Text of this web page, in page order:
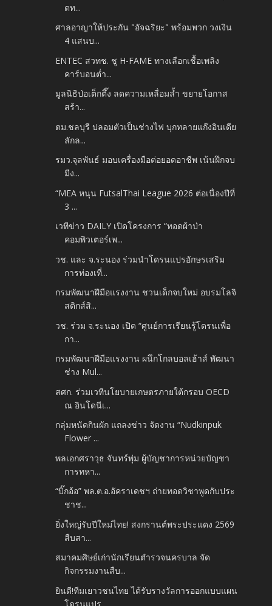
ตท...
ศาลอาญาให้ประกัน "อัจฉริยะ" พร้อมพวก วงเงิน
4 แสนบ...
ENTEC สวทช. ชู H-FAME ทางเลือกเชื้อเพลิง
คาร์บอนต่ำ...
มูลนิธิป่อเต็กตึ๊ง ลดความเหลื่อมล้ำ ขยายโอกาส
สร้า...
ตม.ชลบุรี ปลอมตัวเป็นช่างไฟ บุกทลายแก๊งอินเดีย
ลักล...
รมว.จุลพันธ์ มอบเครื่องมือต่อยอดอาชีพ เน้นฝึกจบ
มีง...
“MEA หนุน FutsalThai League 2026 ต่อเนื่องปีที่
3 ...
เวทีข่าว DAILY เปิดโครงการ “ทอดผ้าป่า
คอมพิวเตอร์เพ...
วช. และ จ.ระนอง ร่วมนำโดรนแปรอักษรเสริม
การท่องเที่...
กรมพัฒนาฝีมือแรงงาน ชวนเด็กจบใหม่ อบรมโลจิ
สติกส์สิ...
วช. ร่วม จ.ระนอง เปิด “ศูนย์การเรียนรู้โดรนเพื่อ
กา...
กรมพัฒนาฝีมือแรงงาน ผนึกโกลบอลเฮ้าส์ พัฒนา
ช่าง Mul...
สศก. ร่วมเวทีนโยบายเกษตรภายใต้กรอบ OECD
ณ อินโดนีเ...
กลุ่มหนัดกินผัก แถลงข่าว จัดงาน “Nudkinpuk
Flower ...
พลเอกศราวุธ จันทร์พุ่ม ผู้บัญชาการหน่วยบัญชา
การทหา...
“บิ๊กอ้อ” พล.ต.อ.อัคราเดชฯ ถ่ายทอดวิชาพูดกับประ
ชาช...
ยิ่งใหญ่รับปีใหม่ไทย! สงกรานต์พระประแดง 2569
สืบสา...
สมาคมศิษย์เก่านักเรียนตำรวจนครบาล จัด
กิจกรรมงานสืบ...
ยินดี!ทีมเยาวชนไทย ได้รับรางวัลการออกแบบแผน